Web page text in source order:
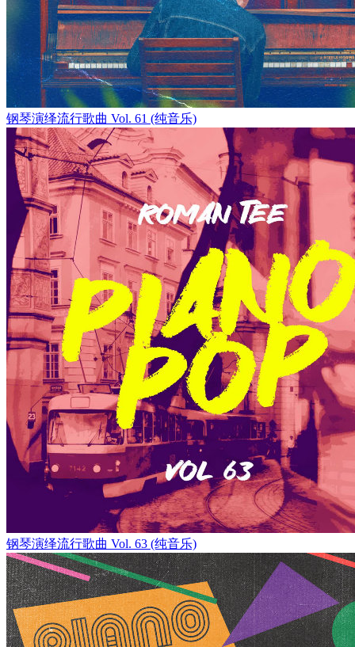
钢琴演绎流行歌曲 Vol. 61 (纯音乐)
钢琴演绎流行歌曲 Vol. 63 (纯音乐)